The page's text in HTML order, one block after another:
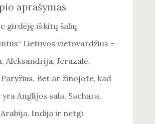
aprašymas
girdėję iš kitų šalių
Lietuvos vietovardžius –
Aleksandrija, Jeruzalė,
Bet ar žinojote, kad
Anglijos sala, Sachara,
Indija ir netgi